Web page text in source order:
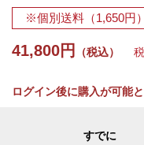
※個別送料（1,650円
41,800円 （税込） 税
ログイン後に購入が可能と
すでに